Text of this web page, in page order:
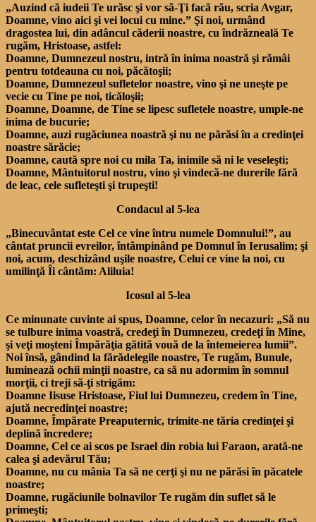
„Auzind că iudeii Te urăsc şi vor să-Ţi facă rău, scria Avgar,
Doamne, vino aici şi vei locui cu mine.” Şi noi, urmând
dragostea lui, din adâncul căderii noastre, cu îndrăzneală Te
rugăm, Hristoase, astfel:
Doamne, Dumnezeul nostru, intră în inima noastră şi rămâi
pentru totdeauna cu noi, păcătoşii;
Doamne, Dumnezeul sufletelor noastre, vino şi ne uneşte pe
vecie cu Tine pe noi, ticăloşii;
Doamne, Doamne, de Tine se lipesc sufletele noastre, umple-ne
inima de bucurie;
Doamne, auzi rugăciunea noastră şi nu ne părăsi în a credinţei
noastre sărăcie;
Doamne, caută spre noi cu mila Ta, inimile să ni le veseleşti;
Doamne, Mântuitorul nostru, vino şi vindecă-ne durerile fără
de leac, cele sufleteşti şi trupeşti!
Condacul al 5-lea
„Binecuvântat este Cel ce vine întru numele Domnului!”, au
cântat pruncii evreilor, întâmpinând pe Domnul în Ierusalim; şi
noi, acum, deschizând uşile noastre, Celui ce vine la noi, cu
umilinţă Îi cântăm: Aliluia!
Icosul al 5-lea
Ce minunate cuvinte ai spus, Doamne, celor în necazuri: „Să nu
se tulbure inima voastră, credeţi în Dumnezeu, credeţi în Mine,
şi veţi moşteni Împărăţia gătită vouă de la întemeierea lumii”.
Noi însă, gândind la fărădelegile noastre, Te rugăm, Bunule,
luminează ochii minţii noastre, ca să nu adormim în somnul
morţii, ci treji să-ţi strigăm:
Doamne Iisuse Hristoase, Fiul lui Dumnezeu, credem în Tine,
ajută necredinţei noastre;
Doamne, Împărate Preaputernic, trimite-ne tăria credinţei şi
deplină încredere;
Doamne, Cel ce ai scos pe Israel din robia lui Faraon, arată-ne
calea şi adevărul Tău;
Doamne, nu cu mânia Ta să ne cerţi şi nu ne părăsi în păcatele
noastre;
Doamne, rugăciunile bolnavilor Te rugăm din suflet să le
primeşti;